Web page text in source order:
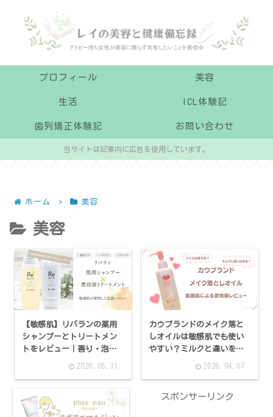
プロフィール 美容
生活 ICL体験記
歯列矯正体験記 お問い合わせ
当サイトは記事内に広告を使用しています。
ホーム 美容
美容
【敏感肌】リバランの薬用
シャンプーとトリートメン
トをレビュー｜香り・泡立
ち・使用感を紹介！
2026.05.31
カウブランドのメイク落と
しオイルは敏感肌でも使い
やすい？ミルクと違いを感
2026.04.07
スポンサーリンク